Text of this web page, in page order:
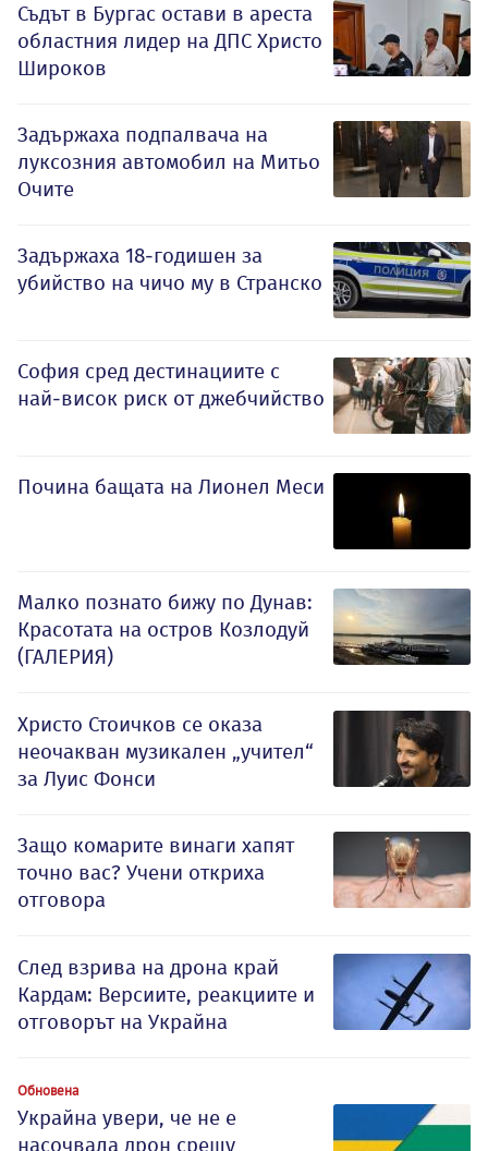
Съдът в Бургас остави в ареста
областния лидер на ДПС Христо
Широков
Задържаха подпалвача на
луксозния автомобил на Митьо
Очите
Задържаха 18-годишен за
убийство на чичо му в Странско
София сред дестинациите с
най-висок риск от джебчийство
Почина бащата на Лионел Меси
Малко познато бижу по Дунав:
Красотата на остров Козлодуй
(ГАЛЕРИЯ)
Христо Стоичков се оказа
неочакван музикален „учител“
за Луис Фонси
Защо комарите винаги хапят
точно вас? Учени откриха
отговора
След взрива на дрона край
Кардам: Версиите, реакциите и
отговорът на Украйна
Обновена
Украйна увери, че не е
насочвала дрон срещу